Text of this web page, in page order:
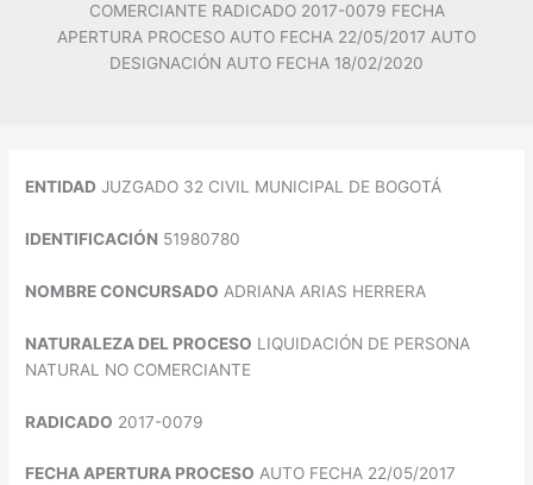
COMERCIANTE RADICADO 2017-0079 FECHA
APERTURA PROCESO AUTO FECHA 22/05/2017 AUTO
DESIGNACIÓN AUTO FECHA 18/02/2020
ENTIDAD JUZGADO 32 CIVIL MUNICIPAL DE BOGOTÁ
IDENTIFICACIÓN 51980780
NOMBRE CONCURSADO ADRIANA ARIAS HERRERA
NATURALEZA DEL PROCESO LIQUIDACIÓN DE PERSONA
NATURAL NO COMERCIANTE
RADICADO 2017-0079
FECHA APERTURA PROCESO AUTO FECHA 22/05/2017